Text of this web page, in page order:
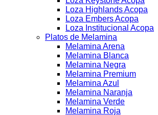
Loza Highlands Acopa
Loza Embers Acopa
Loza Institucional Acopa
Platos de Melamina
Melamina Arena
Melamina Blanca
Melamina Negra
Melamina Premium
Melamina Azul
Melamina Naranja
Melamina Verde
Melamina Roja